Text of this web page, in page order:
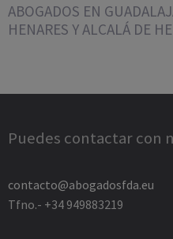
ABOGADOS EN
HENARES Y ALCALÁ DE
Puedes contactar con
contacto@abogadosfda.eu
Tfno.- +34 949883219